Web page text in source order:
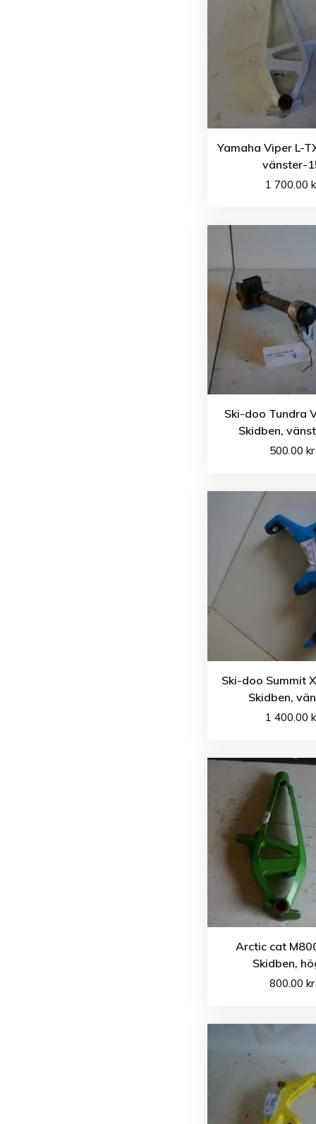
Yamaha Viper L-
vänster-
1 700.00
Ski-doo Tundra
Skidben,
500.00kr
Ski-doo Summit
Skidben,
1 400.00
Arctic cat
Skidben,
800.00kr